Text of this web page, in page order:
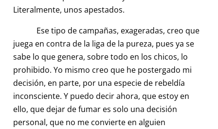
Literalmente, unos apestados.
Ese tipo de campañas, exageradas, creo que
juega en contra de la liga de la pureza, pues ya se
sabe lo que genera, sobre todo en los chicos, lo
prohibido. Yo mismo creo que he postergado mi
decisión, en parte, por una especie de rebeldía
inconsciente. Y puedo decir ahora, que estoy en
ello, que dejar de fumar es solo una decisión
personal, que no me convierte en alguien